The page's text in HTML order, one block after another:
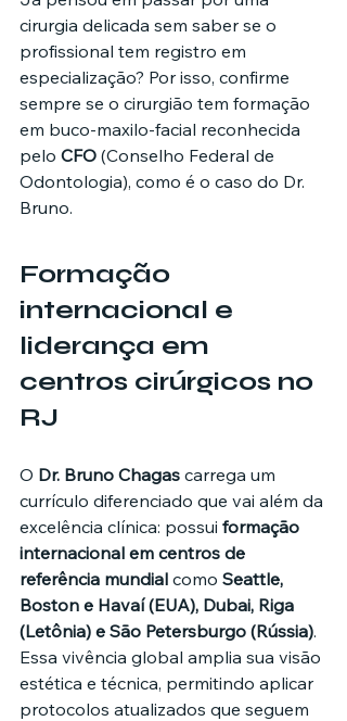
cirurgia delicada sem saber se o
profissional tem registro em
especialização? Por isso, confirme
sempre se o cirurgião tem formação
em buco-maxilo-facial reconhecida
pelo CFO (Conselho Federal de
Odontologia), como é o caso do Dr.
Bruno.
Formação
internacional e
liderança em
centros cirúrgicos no
RJ
O Dr. Bruno Chagas carrega um
currículo diferenciado que vai além da
excelência clínica: possui formação
internacional em centros de
referência mundial como Seattle,
Boston e Havaí (EUA), Dubai, Riga
(Letônia) e São Petersburgo (Rússia).
Essa vivência global amplia sua visão
estética e técnica, permitindo aplicar
protocolos atualizados que seguem